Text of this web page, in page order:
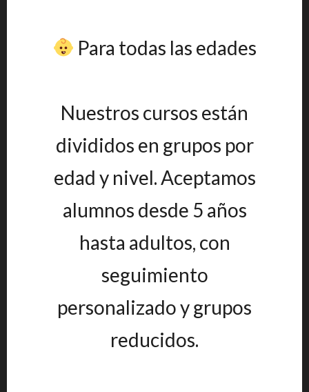
Para todas las edades
Nuestros cursos están
divididos en grupos por
edad y nivel. Aceptamos
alumnos desde 5 años
hasta adultos, con
seguimiento
personalizado y grupos
reducidos.